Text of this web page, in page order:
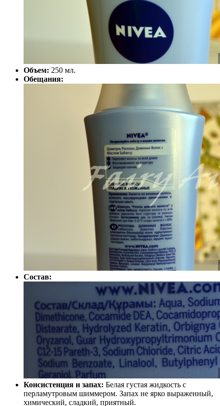
Объем: 250 мл.
Обещания:
Состав:
Консистенция и запах: Белая густая жидкость с
перламутровым шиммером. Запах не ярко выраженный,
химический, сладкий, приятный.